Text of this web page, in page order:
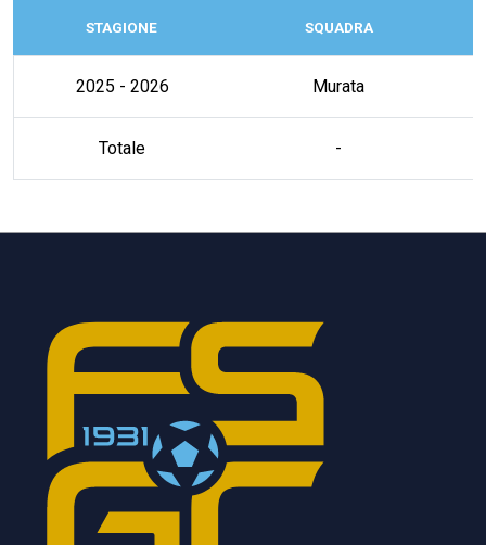
STAGIONE SQUADRA
2025 - 2026 Murata
Totale -